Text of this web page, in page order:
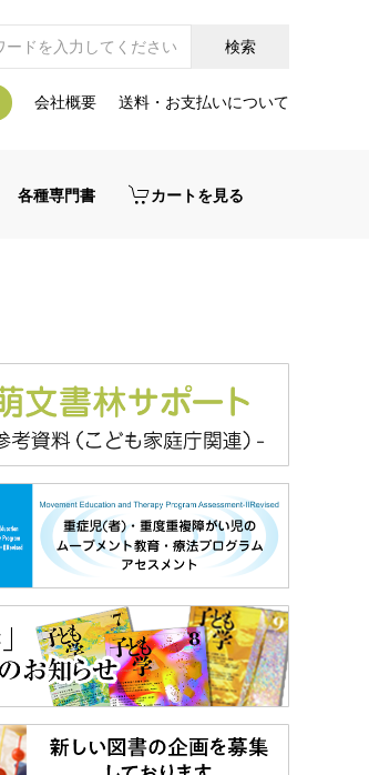
会社概要 送料・お支払いについて
各種専門書 カートを見る